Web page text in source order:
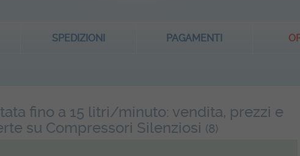
SPEDIZIONI PAGAMENTI
fino a 15 litri/minuto: vendita, prezzi e
su Compressori Silenziosi (8)